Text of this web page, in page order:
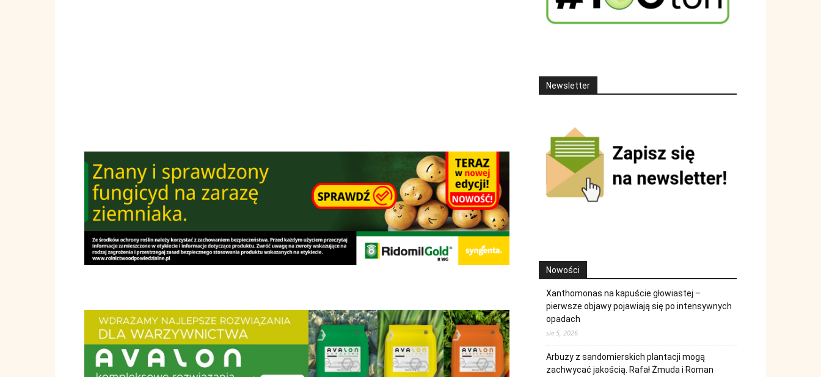
Newsletter
Nowości
Xanthomonas na kapuście głowiastej –
pierwsze objawy pojawiają się po intensywnych
opadach
sie 5, 2026
Arbuzy z sandomierskich plantacji mogą
zachwycać jakością. Rafał Żmuda i Roman